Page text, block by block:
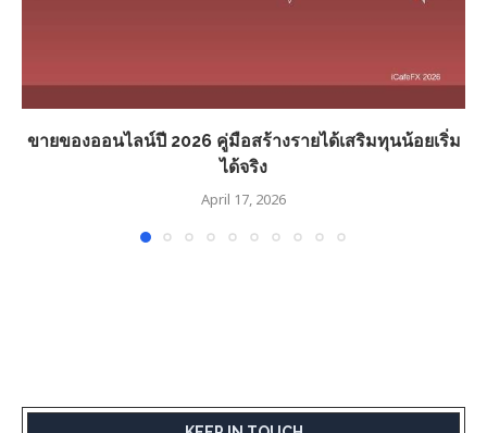
ขายของออนไลน์ปี 2026 คู่มือสร้างรายได้เสริมทุนน้อยเริ่ม
ได้จริง
April 17, 2026